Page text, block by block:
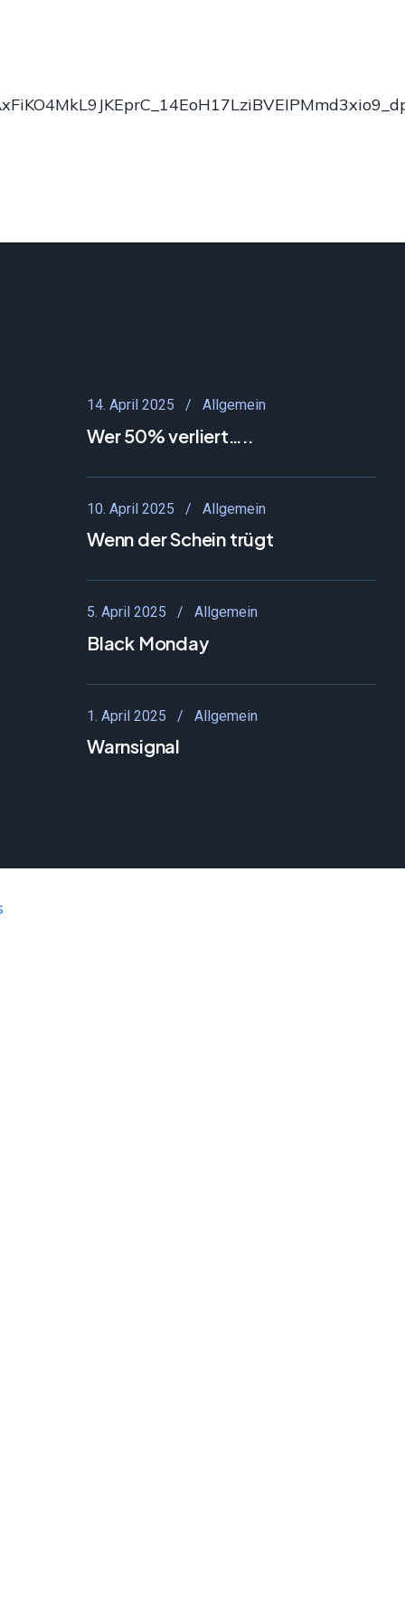
14. April 2025 Allgemein
Wer 50% verliert…..
10. April 2025 Allgemein
Wenn der Schein trügt
5. April 2025 Allgemein
Black Monday
1. April 2025 Allgemein
Warnsignal